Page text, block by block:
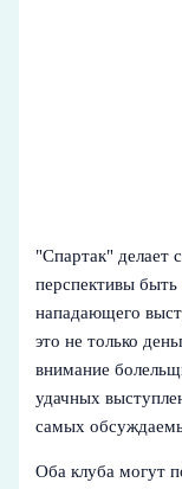
"Спартак" делает
перспективы
нападающего
это не только
внимание
удачных
самых
Оба клуба могут